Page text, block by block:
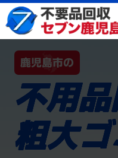
鹿児島市の
不用
粗大